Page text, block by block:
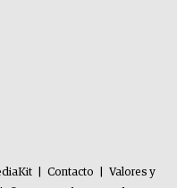
Contacto
Valores y